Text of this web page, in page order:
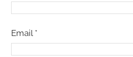
Email *